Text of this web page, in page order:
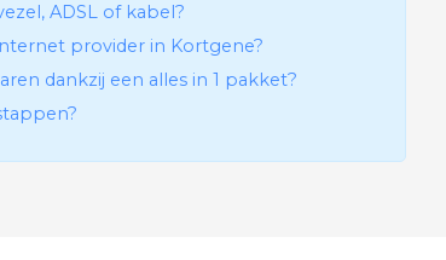
ADSL of kabel?
provider in Kortgene?
dankzij een alles in 1 pakket?